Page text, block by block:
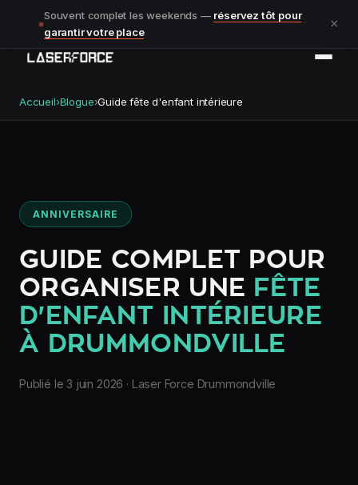
Souvent complet les weekends — réservez tôt pour
garantir votre place
×
Accueil›Blogue›Guide fête d'enfant intérieure
ANNIVERSAIRE
GUIDE COMPLET POUR
ORGANISER UNE FÊTE
D'ENFANT INTÉRIEURE
À DRUMMONDVILLE
Publié le 3 juin 2026 · Laser Force Drummondville